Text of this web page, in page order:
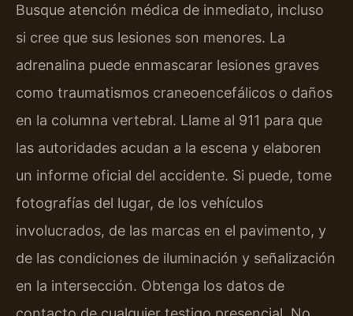
Busque atención médica de inmediato, incluso
si cree que sus lesiones son menores. La
adrenalina puede enmascarar lesiones graves
como traumatismos craneoencefálicos o daños
en la columna vertebral. Llame al 911 para que
las autoridades acudan a la escena y elaboren
un informe oficial del accidente. Si puede, tome
fotografías del lugar, de los vehículos
involucrados, de las marcas en el pavimento, y
de las condiciones de iluminación y señalización
en la intersección. Obtenga los datos de